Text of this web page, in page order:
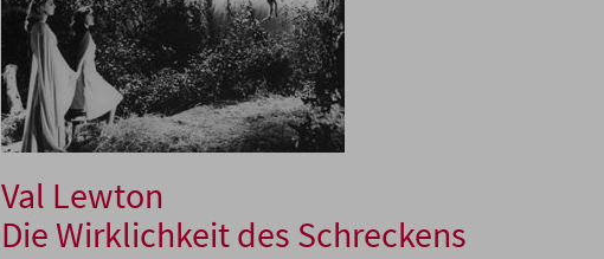
Val Lewton
Die Wirklichkeit des Schreckens